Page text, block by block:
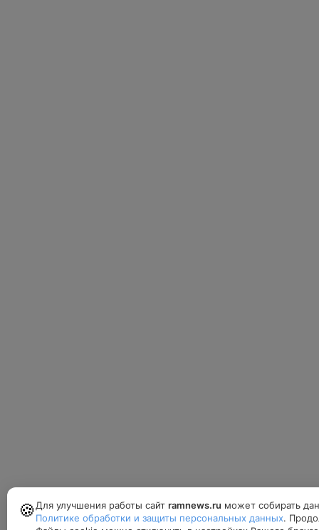
🍪 Для улучшения работы сайт ramnews.ru может собирать
Политике обработки и защиты персональных данных.